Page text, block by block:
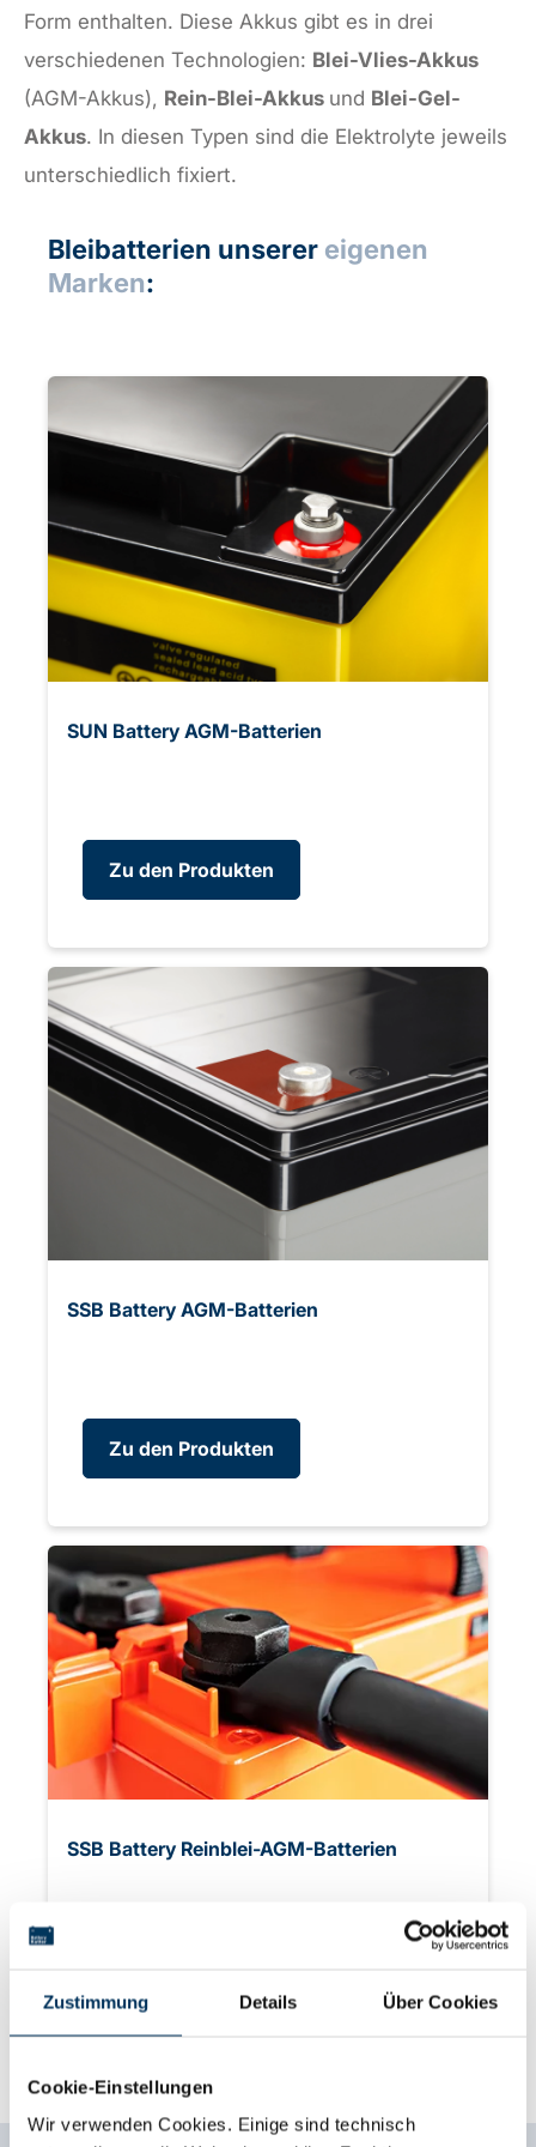
Zustimmung Details Über Cookies
Cookie-Einstellungen
Wir verwenden Cookies. Einige sind technisch
Form enthalten. Diese Akkus gibt es in drei
verschiedenen Technologien: Blei-Vlies-Akkus
(AGM-Akkus), Rein-Blei-Akkus und Blei-Gel-
Akkus. In diesen Typen sind die Elektrolyte jeweils
unterschiedlich fixiert.
Bleibatterien unserer eigenen
Marken:
SUN Battery AGM-Batterien
Zu den Produkten
SSB Battery AGM-Batterien
Zu den Produkten
SSB Battery Reinblei-AGM-Batterien